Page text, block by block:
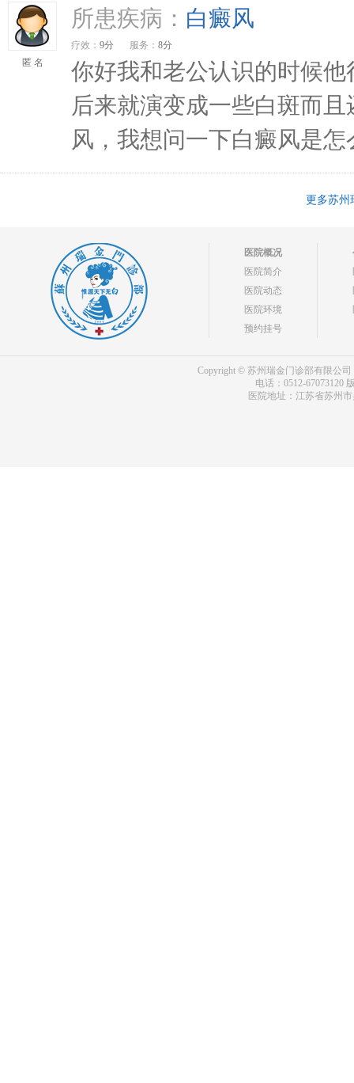
匿 名
所患疾病： 白癜风
疗效： 9分 服务： 8分
你好我和老公认识的时候
后来就演变成一些白斑而
风，我想问一下白癜风是怎
更多苏州
医院概况
医院简介
医院动态
医院环境
预约挂号
Copyright © 苏州瑞金门诊部有限公司
电话：0512-67073120
医院地址：江苏省苏州